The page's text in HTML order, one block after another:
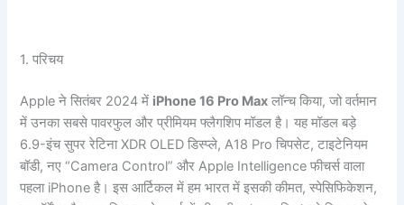
1. परिचय
Apple ने सितंबर 2024 में iPhone 16 Pro Max लॉन्च किया, जो वर्तमान
में उनका सबसे पावरफुल और प्रीमियम फ्लैगशिप मॉडल है। यह मॉडल बड़े
6.9-इंच सुपर रेटिना XDR OLED डिस्प्ले, A18 Pro चिपसेट, टाइटेनियम
बॉडी, नए “Camera Control” और Apple Intelligence फीचर्स वाला
पहला iPhone है। इस आर्टिकल में हम भारत में इसकी कीमत, स्पेसिफिकेशन,